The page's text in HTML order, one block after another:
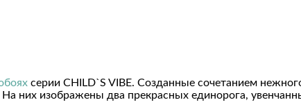
серии CHILD`S VIBE. Созданные сочетанием
них изображены два прекрасных единорога,